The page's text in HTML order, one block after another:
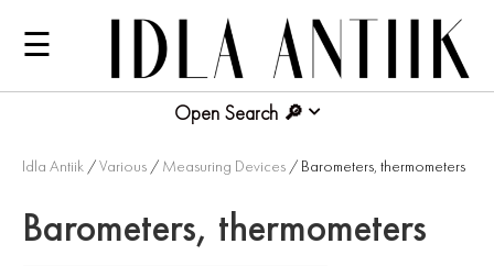
☰
Open Search
Idla Antiik /Various / Measuring Devices / Barometers, thermometers
Barometers, thermometers